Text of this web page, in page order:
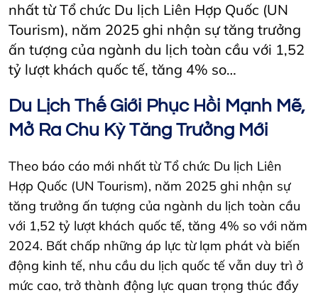
nhất từ Tổ chức Du lịch Liên Hợp Quốc (UN
Tourism), năm 2025 ghi nhận sự tăng trưởng
ấn tượng của ngành du lịch toàn cầu với 1,52
tỷ lượt khách quốc tế, tăng 4% so…
Du Lịch Thế Giới Phục Hồi Mạnh Mẽ,
Mở Ra Chu Kỳ Tăng Trưởng Mới
Theo báo cáo mới nhất từ Tổ chức Du lịch Liên
Hợp Quốc (UN Tourism), năm 2025 ghi nhận sự
tăng trưởng ấn tượng của ngành du lịch toàn cầu
với 1,52 tỷ lượt khách quốc tế, tăng 4% so với năm
2024. Bất chấp những áp lực từ lạm phát và biến
động kinh tế, nhu cầu du lịch quốc tế vẫn duy trì ở
mức cao, trở thành động lực quan trọng thúc đẩy